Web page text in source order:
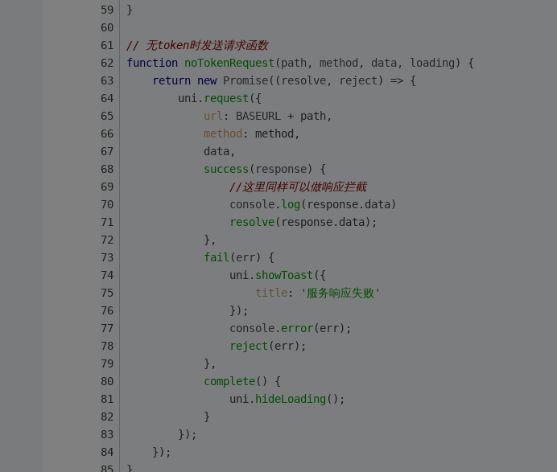
}
// 无token时发送请求函数
function noTokenRequest (path, method, data, loading) {
return new Promise( ( resolve, reject) => {
        uni.
request ({
url : BASEURL + path,
method : method,
            data,
success ( response) {
//这里同样可以做响应拦截
console. log (response. data)
resolve(response. data);
            },
fail (err) {
                uni.
showToast ({
title:
'服务响应失败'
                });
console. error(err);
reject (err);
            },
complete( ) {
                uni.
hideLoading ();
            }
        });
    });